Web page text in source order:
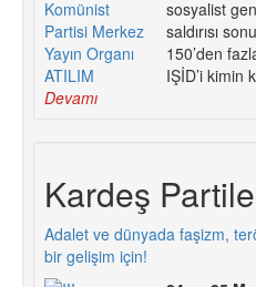
sosyalist
saldırısı
150’den
IŞİD’i kimin
Devamı
Kardeş
Adalet ve dünyada faşizm,
bir gelişim için!